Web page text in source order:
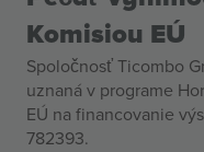
Komisiou EÚ
Spoločnosť Ticombo
uznaná v programe
EÚ na financovanie
782393.